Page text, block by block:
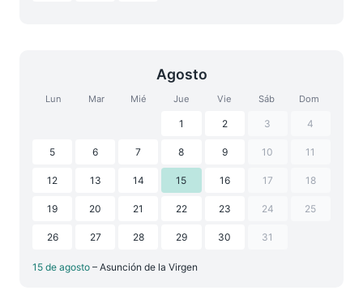
Agosto
Lun Mar Mié Jue Vie Sáb Dom
1 2 3 4
5 6 7 8 9 10 11
12 13 14 15 16 17 18
19 20 21 22 23 24 25
26 27 28 29 30 31
15 de agosto – Asunción de la Virgen